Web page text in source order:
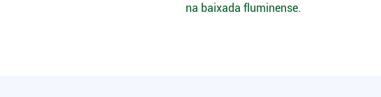
na baixada fluminense.